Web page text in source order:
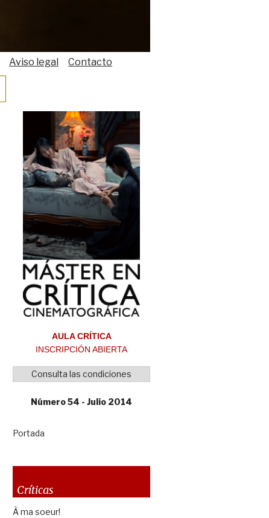
Aviso legal Contacto
AULA CRÍTICA
INSCRIPCIÓN ABIERTA
Consulta las condiciones
Número 54 - Julio 2014
Portada
Críticas
À ma soeur!